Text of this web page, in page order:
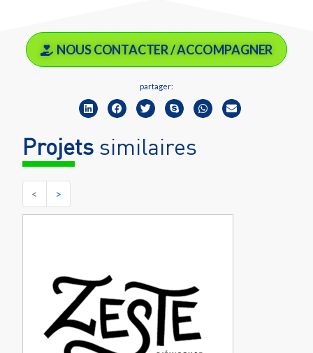
NOUS CONTACTER / ACCOMPAGNER
partager:
Projets similaires
< >